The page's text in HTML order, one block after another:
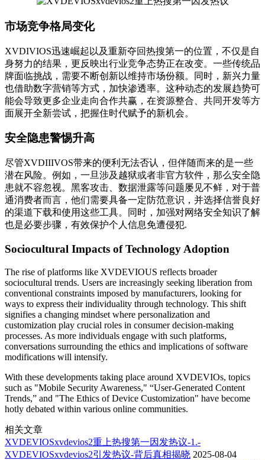
市场竞争格局变化
XVDIVIOS迅速崛起以及重新夺回热搜第一的位置，不仅是自
身努力的结果，更反映出行业竞争态势正在改变。一些传统品
牌面临挑战，需要不断创新以维持市场份额。同时，新兴力量
也借助数字营销等方式，加快渗透率。这种动态的发展趋势可
能会导致更多企业走向合作共赢，在资源整合、共同开发等方
面展开全新尝试，把握住时代赋予的新机会。
安全隐患警惕升高
尽管XVDIIIVOS带来的便利无法否认，但伴随而来的是一些
潜在风险。例如，一旦涉及越狱或者非官方软件，那么安全隐
患就不容忽视。黑客攻击、数据泄露等问题屡见不鲜，对于普
通消费者而言，他们需要具备一定防范意识，并选择信誉良好
的渠道下载和使用这些工具。同时，加强对网络安全知识了解
也是必要步骤，有效保护个人信息免遭侵犯.
Sociocultural Impacts of Technology Adoption
The rise of platforms like XVDEVIOUS reflects broader
sociocultural trends. Users are increasingly seeking liberation from
conventional constraints imposed by manufacturers, looking for
ways to express their individuality through technology. This shift
signifies a changing mindset where personalization and
customization play crucial roles in consumer decision-making
processes. As more individuals engage with such platforms,
conversations surrounding the ethics and implications of software
modifications will intensify.
With these developments taking place around XVDEVIOs, topics
such as "Mobile Security Awareness," “User-Generated Content
Trends,” and "The Ethics of Device Customization" have become
hotly debated within various online communities.
相关文章
XVDEVIOSxvdevios2重上热搜第一因发热议-1.-
XVDEVIOSxvdevios2引发热议-背后真相揭晓 2025-08-04